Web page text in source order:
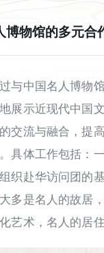
博物馆的多元合
与中国名人博物
展示近现代中国
交流与融合，提
具体工作包括：
织赴华访问团的
多是名人的故居
艺术，名人的居
彩。作为访华团